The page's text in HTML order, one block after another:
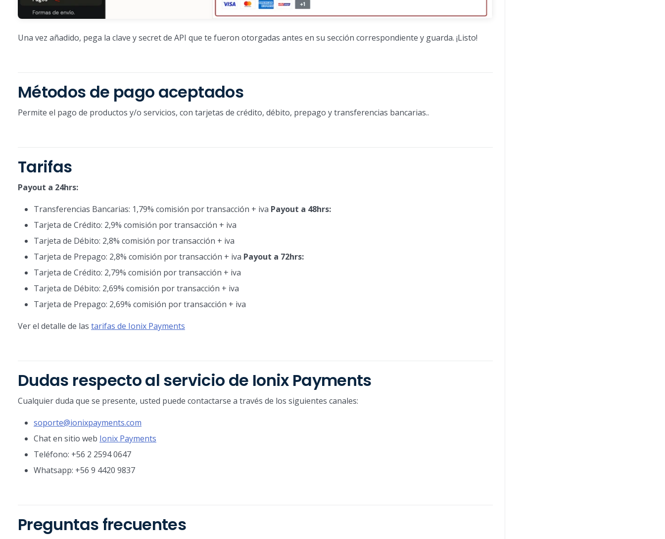
Una vez añadido, pega la clave y secret de API que te fueron otorgadas antes en su sección correspondiente y guarda. ¡Listo!
Métodos de pago aceptados
Permite el pago de productos y/o servicios, con tarjetas de crédito, débito, prepago y transferencias bancarias..
Tarifas
Payout a 24hrs:
Transferencias Bancarias: 1,79% comisión por transacción + iva Payout a 48hrs:
Tarjeta de Crédito: 2,9% comisión por transacción + iva
Tarjeta de Débito: 2,8% comisión por transacción + iva
Tarjeta de Prepago: 2,8% comisión por transacción + iva Payout a 72hrs:
Tarjeta de Crédito: 2,79% comisión por transacción + iva
Tarjeta de Débito: 2,69% comisión por transacción + iva
Tarjeta de Prepago: 2,69% comisión por transacción + iva
Ver el detalle de las tarifas de Ionix Payments
Dudas respecto al servicio de Ionix Payments
Cualquier duda que se presente, usted puede contactarse a través de los siguientes canales:
soporte@ionixpayments.com
Chat en sitio web Ionix Payments
Teléfono: +56 2 2594 0647
Whatsapp: +56 9 4420 9837
Preguntas frecuentes